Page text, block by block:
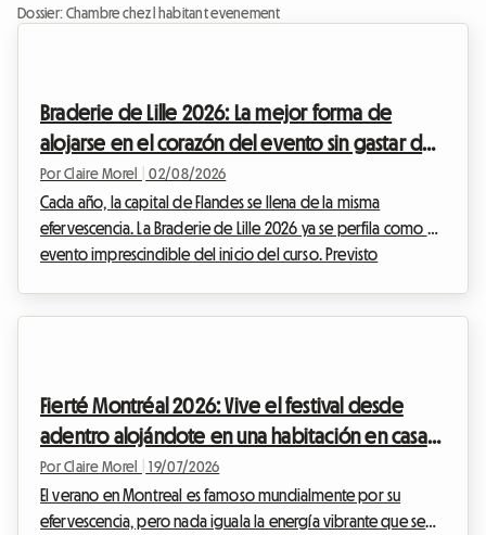
Dossier: Chambre chez l habitant evenement
Braderie de Lille 2026: La mejor forma de
alojarse en el corazón del evento sin gastar de
más
Por Claire Morel 02/08/2026
Cada año, la capital de Flandes se llena de la misma
efervescencia. La Braderie de Lille 2026 ya se perfila como el
evento imprescindible del inicio del curso. Previsto
un lugar donde dormir se convierte rápidame...
Fierté Montréal 2026: Vive el festival desde
adentro alojándote en una habitación en casa
del anfitrión
Por Claire Morel 19/07/2026
El verano en Montreal es famoso mundialmente por su
efervescencia, pero nada iguala la energía vibrante que se